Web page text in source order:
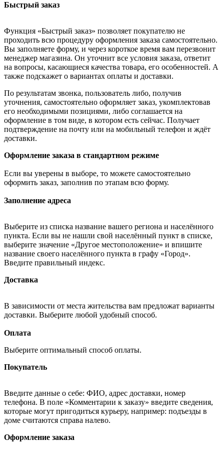
Быстрый заказ
Функция «Быстрый заказ» позволяет покупателю не
проходить всю процедуру оформления заказа самостоятельно.
Вы заполняете форму, и через короткое время вам перезвонит
менеджер магазина. Он уточнит все условия заказа, ответит
на вопросы, касающиеся качества товара, его особенностей. А
также подскажет о вариантах оплаты и доставки.
По результатам звонка, пользователь либо, получив
уточнения, самостоятельно оформляет заказ, укомплектовав
его необходимыми позициями, либо соглашается на
оформление в том виде, в котором есть сейчас. Получает
подтверждение на почту или на мобильный телефон и ждёт
доставки.
Оформление заказа в стандартном режиме
Если вы уверены в выборе, то можете самостоятельно
оформить заказ, заполнив по этапам всю форму.
Заполнение адреса
Выберите из списка название вашего региона и населённого
пункта. Если вы не нашли свой населённый пункт в списке,
выберите значение «Другое местоположение» и впишите
название своего населённого пункта в графу «Город».
Введите правильный индекс.
Доставка
В зависимости от места жительства вам предложат варианты
доставки. Выберите любой удобный способ.
Оплата
Выберите оптимальный способ оплаты.
Покупатель
Введите данные о себе: ФИО, адрес доставки, номер
телефона. В поле «Комментарии к заказу» введите сведения,
которые могут пригодиться курьеру, например: подъезды в
доме считаются справа налево.
Оформление заказа